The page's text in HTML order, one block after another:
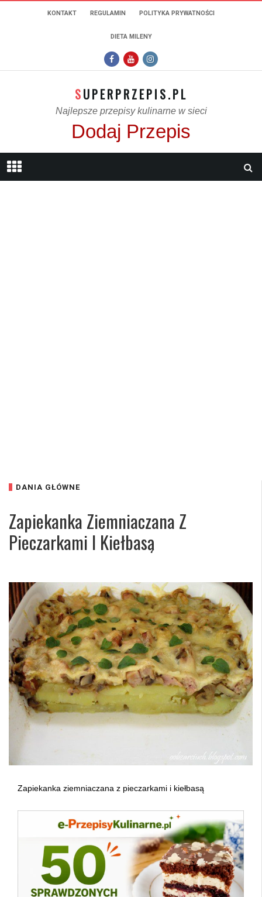
KONTAKT REGULAMIN POLITYKA PRYWATNOŚCI
DIETA MILENY
SUPERPRZEPIS.PL
Najlepsze przepisy kulinarne w sieci
Dodaj Przepis
DANIA GŁÓWNE
Zapiekanka Ziemniaczana Z
Pieczarkami I Kiełbasą
Zapiekanka ziemniaczana z pieczarkami i kiełbasą